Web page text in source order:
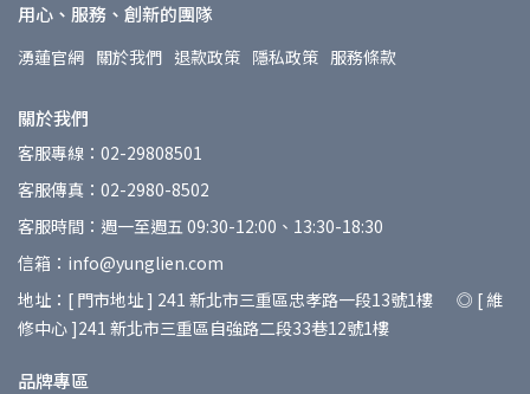
用心、服務、創新的團隊
湧蓮官網 關於我們 退款政策 隱私政策 服務條款
關於我們
客服專線：02-29808501
客服傳真：02-2980-8502
客服時間：週一至週五 09:30-12:00、13:30-18:30
信箱：info@yunglien.com
地址：[ 門市地址 ] 241 新北市三重區忠孝路一段13號1樓 ◎ [ 維
修中心 ]241 新北市三重區自強路二段33巷12號1樓
品牌專區